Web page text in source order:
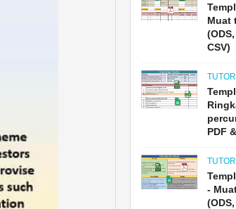
Muat
CSV)
PDF
-